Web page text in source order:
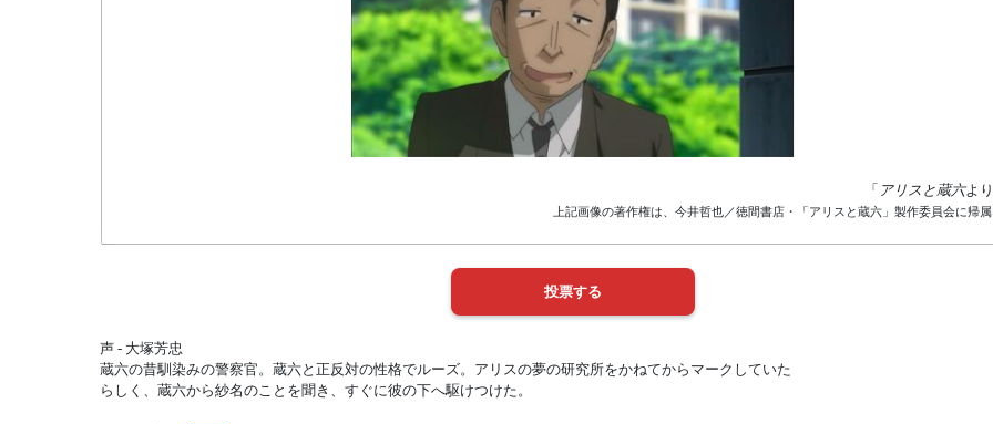
「 アリスと蔵六よ
上記画像の著作権は、今井哲也／徳間書店・「アリスと蔵六」製作委員会に帰
声 - 大塚芳忠
蔵六の昔馴染みの警察官。蔵六と正反対の性格でルーズ。アリスの夢の研究所をかねてからマークしていた
らしく、蔵六から紗名のことを聞き、すぐに彼の下へ駆けつけた。